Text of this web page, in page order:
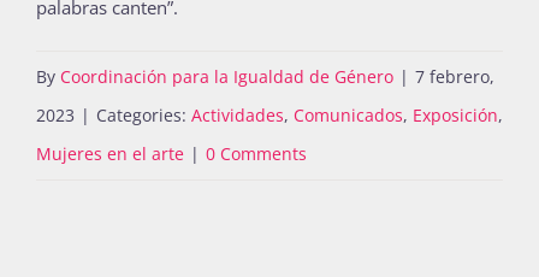
palabras canten”.
By Coordinación para la Igualdad de Género | 7 febrero,
2023 | Categories: Actividades, Comunicados, Exposición,
Mujeres en el arte | 0 Comments